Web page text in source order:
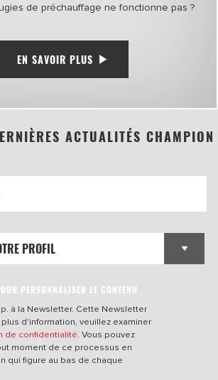
de préchauffage ne fonctionne pas ?
EN SAVOIR PLUS
ACTUALITÉS CHAMPION
PERSONNALISER LE CONTENU
à la Newsletter. Cette Newsletter
d'information, veuillez examiner
de confidentialité. Vous pouvez
moment de ce processus en
qui figure au bas de chaque